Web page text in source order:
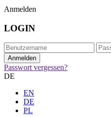
Anmelden
LOGIN
Passwort vergessen?
DE
EN
DE
PL